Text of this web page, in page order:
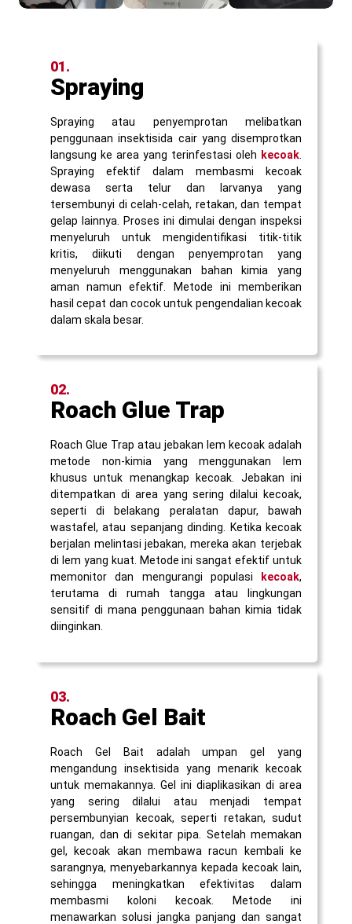
01.
Spraying
Spraying atau penyemprotan melibatkan
penggunaan insektisida cair yang disemprotkan
langsung ke area yang terinfestasi oleh kecoak
Spraying efektif dalam membasmi kecoak
dewasa serta telur dan larvanya yang
tersembunyi di celah-celah, retakan, dan tempat
gelap lainnya. Proses ini dimulai dengan inspeksi
menyeluruh untuk mengidentifikasi titik-titik
kritis, diikuti dengan penyemprotan yang
menyeluruh menggunakan bahan kimia yang
aman namun efektif. Metode ini memberikan
hasil cepat dan cocok untuk pengendalian kecoak
dalam skala besar.
02.
Roach Glue Trap
Roach Glue Trap atau jebakan lem kecoak adalah
metode non-kimia yang menggunakan lem
khusus untuk menangkap kecoak. Jebakan ini
ditempatkan di area yang sering dilalui kecoak,
seperti di belakang peralatan dapur, bawah
wastafel, atau sepanjang dinding. Ketika kecoak
berjalan melintasi jebakan, mereka akan terjebak
di lem yang kuat. Metode ini sangat efektif untuk
memonitor dan mengurangi populasi
kecoak,
terutama di rumah tangga atau lingkungan
sensitif di mana penggunaan bahan kimia tidak
diinginkan.
03.
Roach Gel Bait
Roach Gel Bait adalah umpan gel yang
mengandung insektisida yang menarik kecoak
untuk memakannya. Gel ini diaplikasikan di area
yang sering dilalui atau menjadi tempat
persembunyian kecoak, seperti retakan, sudut
ruangan, dan di sekitar pipa. Setelah memakan
gel, kecoak akan membawa racun kembali ke
sarangnya, menyebarkannya kepada kecoak lain,
sehingga meningkatkan efektivitas dalam
membasmi koloni kecoak. Metode ini
menawarkan solusi jangka panjang dan sangat